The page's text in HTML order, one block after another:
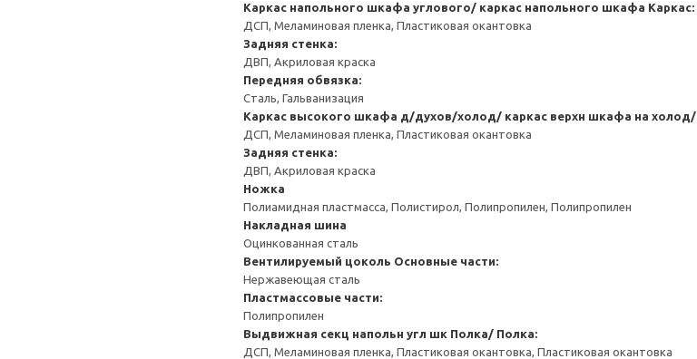
Каркас напольного шкафа углового/ каркас напольного шкафа Каркас:
ДСП, Меламиновая пленка, Пластиковая окантовка
Задняя стенка:
ДВП, Акриловая краска
Передняя обвязка:
Сталь, Гальванизация
Каркас высокого шкафа д/духов/холод/ каркас верхн шкафа на
ДСП, Меламиновая пленка, Пластиковая окантовка
Задняя стенка:
ДВП, Акриловая краска
Ножка
Полиамидная пластмасса, Полистирол, Полипропилен, Полипропилен
Накладная шина
Оцинкованная сталь
Вентилируемый цоколь Основные части:
Нержавеющая сталь
Пластмассовые части:
Полипропилен
Выдвижная секц напольн угл шк Полка/ Полка:
ДСП, Меламиновая пленка, Пластиковая окантовка, Пластиковая окантовка